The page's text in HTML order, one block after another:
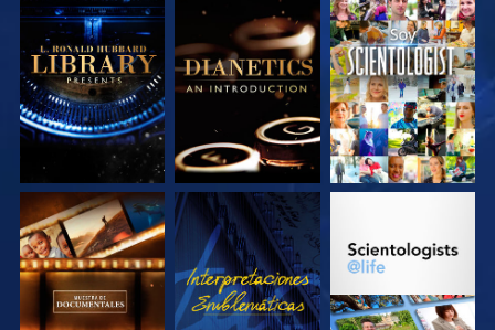
EXPLORA LAS
SERIES
EXPLORA LAS
SERIES
VE
EXPLORA LAS
SERIES
VE
EXPLORA LAS